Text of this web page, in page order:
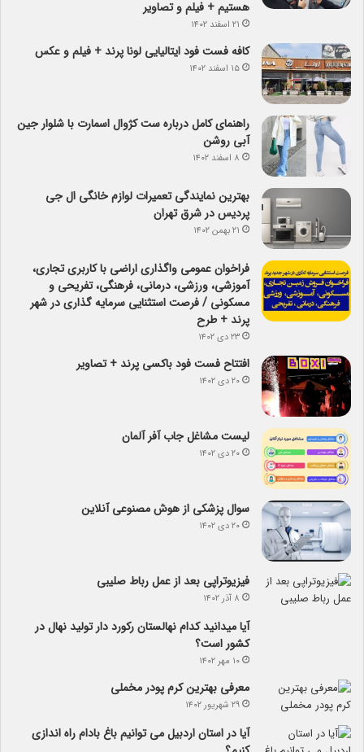
هستیم + فیلم و تصاویر
۲۱ اسفند ۱۴۰۲
کافه فست فود ایتالیایی لونا پرند + فیلم و عکس
۱۵ اسفند ۱۴۰۲
راهنمای کامل درباره ست کژوال اسمارت با شلوار جین
آبی روشن
۸ اسفند ۱۴۰۲
بهترین نمایندگی تعمیرات لوازم خانگی ال جی
پردیس در شرق تهران
۲۱ بهمن ۱۴۰۲
فراخوان عمومی واگذاری اراضی با کاربری تجاری،
آموزشی، ورزشی، درمانی، فرهنگی، تفریحی و
مسکونی / فرصت استثنایی سرمایه گذاری در شهر
پرند + طرح
۲۳ دی ۱۴۰۲
افتتاح فست فود باکسی پرند + تصاویر
۲۰ دی ۱۴۰۲
لیست مشاغل جاب آفر آلمان
۲۰ دی ۱۴۰۲
سوال پزشکی از هوش مصنوعی آنلاین
۲۰ دی ۱۴۰۲
فیزیوتراپی بعد از عمل رباط صلیبی
۸ آذر ۱۴۰۲
آیا می­دانید کدام نهالستان رکورد دار تولید نهال­ در
کشور است؟
۱۰ مهر ۱۴۰۲
معرفی بهترین کرم پودر مخملی
۲۹ شهریور ۱۴۰۲
آیا در استان اردبیل می توانیم باغ بادام راه اندازی